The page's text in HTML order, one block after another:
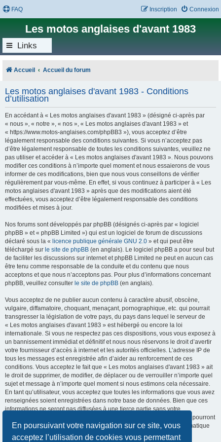
En poursuivant votre navigation sur ce site, vous
acceptez l’utilisation de cookies vous permettant
FAQ Connexion
Inscription
Les motos anglaises d'avant 1983
Links
Accueil Accueil du forum
Les motos anglaises d'avant 1983 - Conditions
d’utilisation
En accédant à « Les motos anglaises d'avant 1983 » (désigné ci-après par
« nous », « notre », « nos », « Les motos anglaises d'avant 1983 » et
« https://www.motos-anglaises.com/phpBB3 »), vous acceptez d’être
légalement responsable des conditions suivantes. Si vous n’acceptez pas
d’être légalement responsable de toutes les conditions suivantes, veuillez ne
pas utiliser et accéder à « Les motos anglaises d'avant 1983 ». Nous pouvons
modifier ces conditions à n’importe quel moment et nous essaierons de vous
informer de ces modifications, bien que nous vous conseillons de vérifier
régulièrement par vous-même. En effet, si vous continuez à participer à « Les
motos anglaises d'avant 1983 » après que des modifications aient été
effectuées, vous acceptez d’être légalement responsable des conditions
modifiées et mises à jour.
Nos forums sont développés par phpBB (désignés ci-après par « logiciel
phpBB » et « phpBB Limited ») qui est un logiciel de forum de discussions
déclaré sous la « licence publique générale GNU 2.0 » et qui peut être
téléchargé sur le site de phpBB (en anglais). Le logiciel phpBB a pour seul but
de faciliter les discussions sur internet et phpBB Limited ne peut en aucun cas
être tenu comme responsable de la conduite et du contenu que nous
acceptons et que nous n’acceptons pas. Pour plus d’informations concernant
phpBB, veuillez consulter le site de phpBB (en anglais).
Vous acceptez de ne publier aucun contenu à caractère abusif, obscène,
vulgaire, diffamatoire, choquant, menaçant, pornographique, etc. qui pourrait
transgresser la législation de votre pays, du pays dans lequel le serveur de
« Les motos anglaises d'avant 1983 » est hébergé ou encore la loi
internationale. Si vous ne respectez pas ces dispositions, vous vous exposez à
un bannissement immédiat et définitif et nous nous réservons le droit d’avertir
votre fournisseur d’accès à internet et les autorités officielles. L’adresse IP de
tous les messages est enregistrée afin d’aider au renforcement de ces
conditions. Vous acceptez le fait que « Les motos anglaises d'avant 1983 » ait
le droit de supprimer, de modifier, de déplacer ou de verrouiller n’importe quel
sujet et message à n’importe quel moment si nous estimons cela nécessaire.
En tant qu’utilisateur, vous acceptez que toutes les informations que vous avez
renseignées soient enregistrées dans notre base de données. Bien que ces
informations ne seront pas diffusées à une tierce partie sans votre
consentement, ni « Les motos anglaises d'avant 1983 », ni phpBB, ne pourront
être tenus comme responsables en cas de tentative de piratage informatique
visant à compromettre vos données.